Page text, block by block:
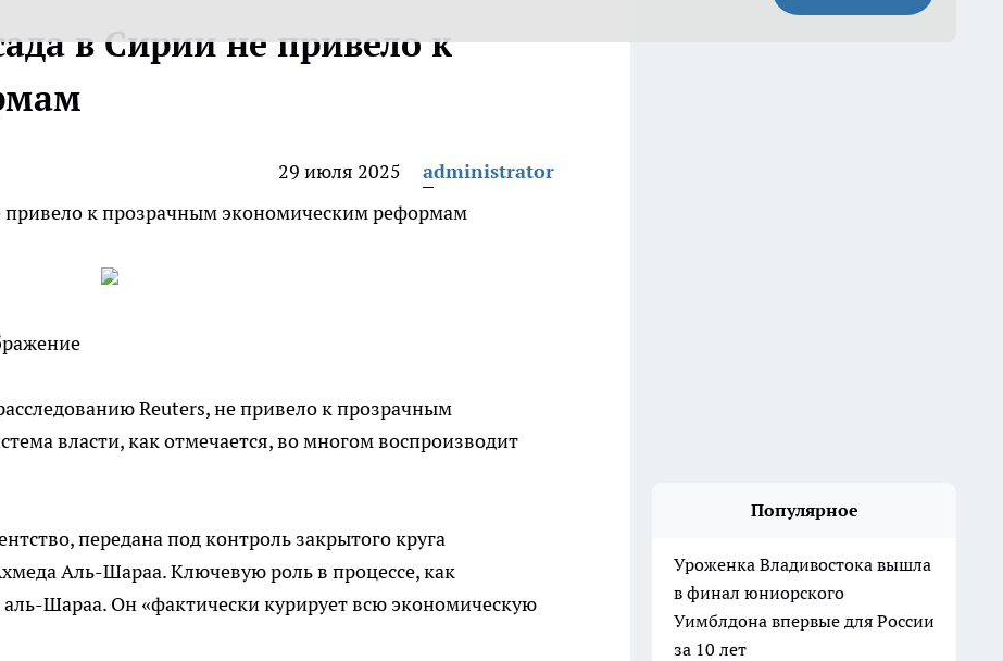
в Сирии не привело к
29 июля 2025
administrator
привело к прозрачным экономическим реформам
Reuters, не привело к прозрачным
власти, как отмечается, во многом воспроизводит
передана под контроль закрытого круга
Аль-Шараа. Ключевую роль в процессе, как
аль-Шараа. Он «фактически курирует всю экономическую
Популярное
Уроженка Владивостока вышла
в финал юниорского
Уимблдона впервые для России
за 10 лет